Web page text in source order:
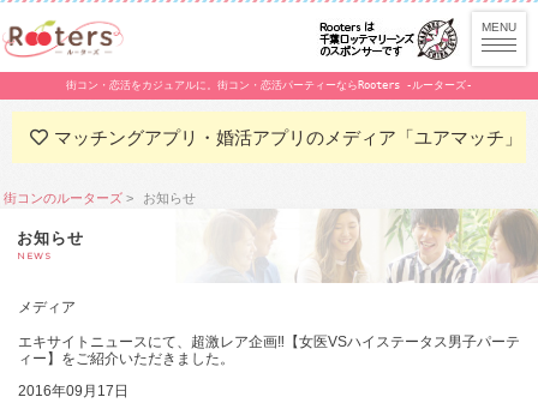
街コン・恋活をカジュアルに。街コン・恋活パーティーならRooters -ルーターズ-
マッチングアプリ・婚活アプリのメディア「ユアマッチ」
街コンのルーターズ お知らせ
お知らせ
NEWS
メディア
エキサイトニュースにて、超激レア企画‼【女医VSハイステータス男子パーテ
ィー】をご紹介いただきました。
2016年09月17日